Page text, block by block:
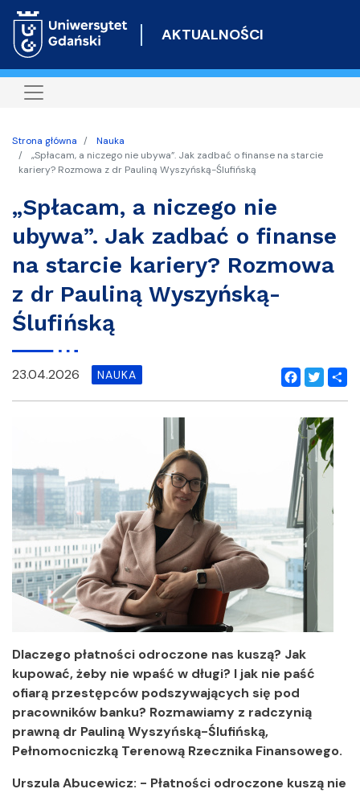
do
AKTUALNOŚCI
Strona główna
Nauka
„Spłacam, a niczego nie ubywa”. Jak zadbać o finanse na starcie
kariery? Rozmowa z dr Pauliną Wyszyńską-Ślufińską
„Spłacam, a niczego nie
ubywa”. Jak zadbać o finanse
na starcie kariery? Rozmowa
z dr Pauliną Wyszyńską-
Ślufińską
Facebook
Twitter
23.04.2026 NAUKA
Dlaczego płatności odroczone nas kuszą? Jak
kupować, żeby nie wpaść w długi? I jak nie paść
ofiarą przestępców podszywających się pod
pracowników banku? Rozmawiamy z radczynią
prawną dr Pauliną Wyszyńską-Ślufińską,
Pełnomocniczką Terenową Rzecznika Finansowego.
Urszula Abucewicz: - Płatności odroczone kuszą nie